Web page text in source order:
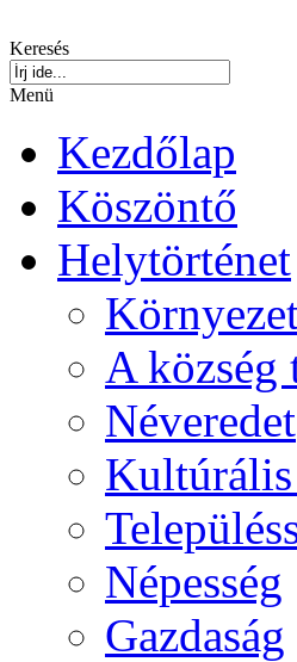
Keresés
Menü
Kezdőlap
Köszöntő
Helytörténet
A község
Néveredet
Népesség
Gazdaság